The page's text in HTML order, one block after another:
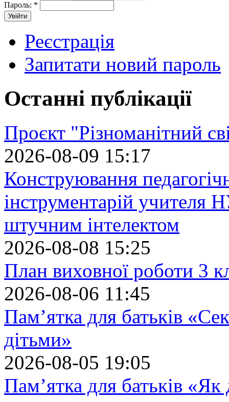
Пароль: *
Реєстрація
Запитати новий пароль
Останні публікації
Проєкт "Різноманітний
2026-08-09 15:17
Конструювання
інструментарій учителя
штучним інтелектом
2026-08-08 15:25
План виховної роботи 3
2026-08-06 11:45
Пам’ятка для батьків
дітьми»
2026-08-05 19:05
Пам’ятка для батьків